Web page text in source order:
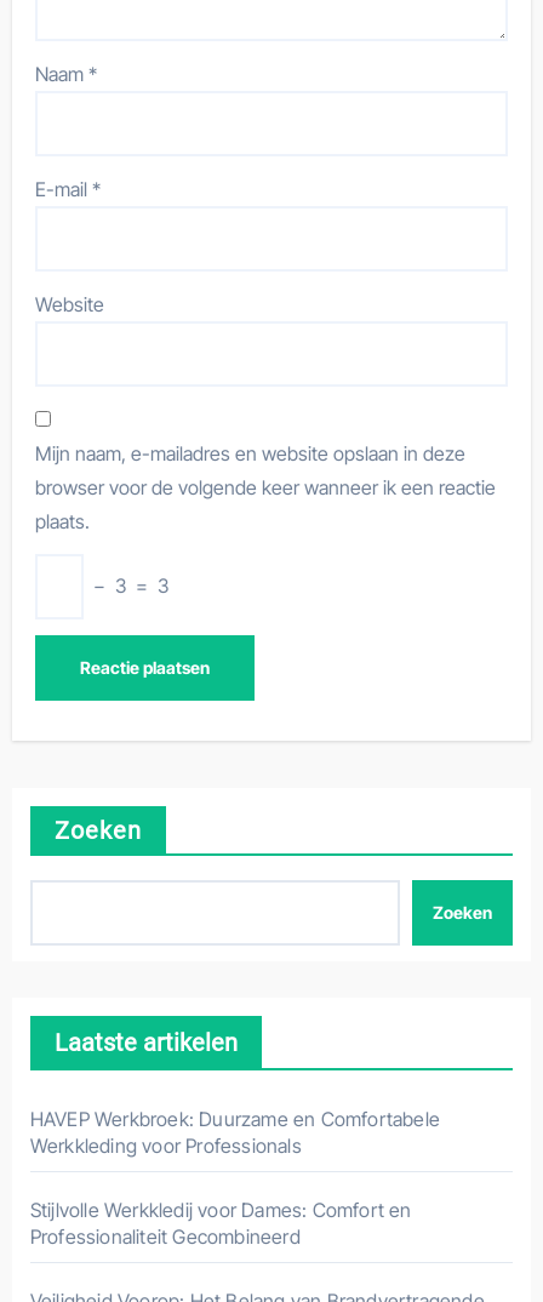
Naam*
E-mail*
Website
Mijn naam, e-mailadres en website opslaan in deze
browser voor de volgende keer wanneer ik een reactie
plaats.
− 3 = 3
Zoeken
Zoeken
Laatste artikelen
HAVEP Werkbroek: Duurzame en Comfortabele
Werkkleding voor Professionals
Stijlvolle Werkkledij voor Dames: Comfort en
Professionaliteit Gecombineerd